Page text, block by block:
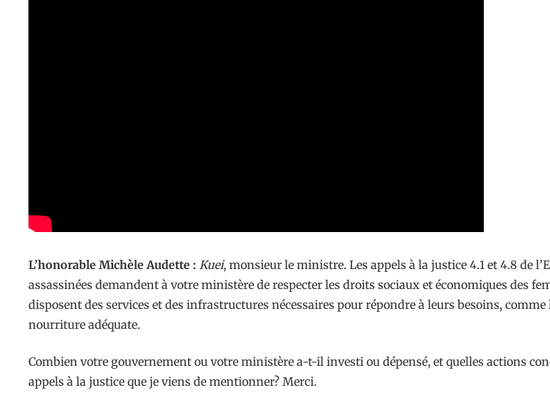
L’honorable Michèle Audette : Kuei, monsieur le ministre. Les appels à la justice 4.1 et 4.8 de
assassinées demandent à votre ministère de respecter les droits sociaux et économiques des
disposent des services et des infrastructures nécessaires pour répondre à leurs besoins, comme
nourriture adéquate.
Combien votre gouvernement ou votre ministère a-t-il investi ou dépensé, et quelles actions
appels à la justice que je viens de mentionner? Merci.